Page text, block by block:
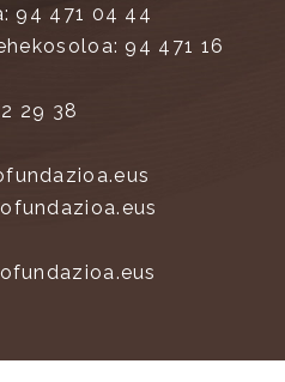
94 471 04 44
94 471 16
29 38